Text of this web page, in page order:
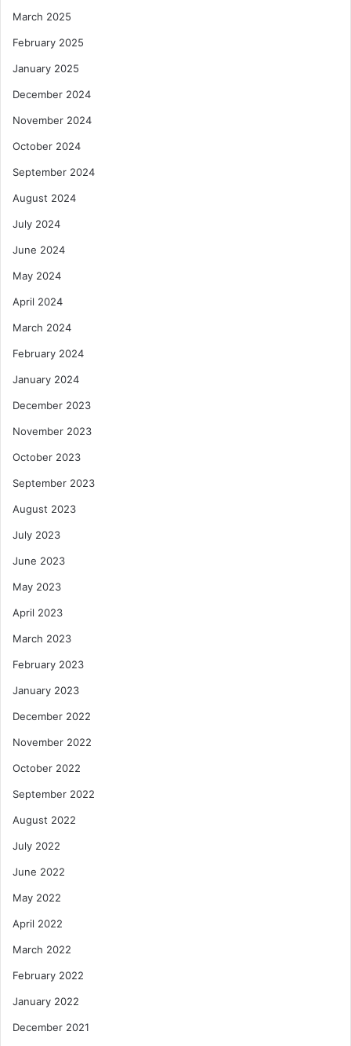
March 2025
February 2025
January 2025
December 2024
November 2024
October 2024
September 2024
August 2024
July 2024
June 2024
May 2024
April 2024
March 2024
February 2024
January 2024
December 2023
November 2023
October 2023
September 2023
August 2023
July 2023
June 2023
May 2023
April 2023
March 2023
February 2023
January 2023
December 2022
November 2022
October 2022
September 2022
August 2022
July 2022
June 2022
May 2022
April 2022
March 2022
February 2022
January 2022
December 2021